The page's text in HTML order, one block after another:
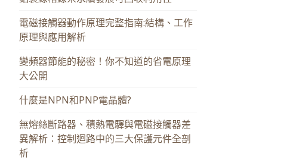
電磁接觸器動作原理完整指南:結構、工作
原理與應用解析
變頻器節能的秘密！你不知道的省電原理
大公開
什麼是NPN和PNP電晶體?
無熔絲斷路器、積熱電驛與電磁接觸器差
異解析：控制迴路中的三大保護元件全剖
析